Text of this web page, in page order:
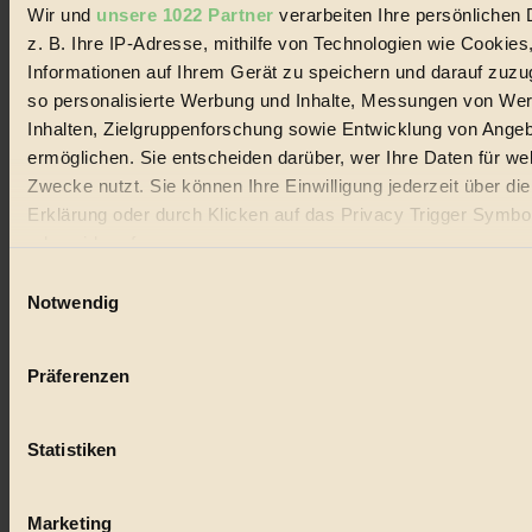
Wir und unsere 1022 Partner verarbeiten Ihre persönlichen
z. B. Ihre IP-Adresse, mithilfe von Technologien wie
Informationen auf Ihrem Gerät zu speichern und darauf
so personalisierte Werbung und Inhalte, Messungen von
Inhalten, Zielgruppenforschung sowie Entwicklung von
ermöglichen. Sie entscheiden darüber, wer Ihre Daten für
Zwecke nutzt. Sie können Ihre Einwilligung jederzeit über
Erklärung oder durch Klicken auf das Privacy Trigger
oder widerrufen
Wenn Sie es erlauben, würden wir auch gerne:
Ihr Gerät durch aktives Scannen nach bestimmten
Erfahren Sie mehr darüber, wie Ihre persönlichen Daten
Notwendig
Präferenzen
Statistiken
Marketing
© 2026 Biorama GmbH
Impressum & Disclaimer
Mediadaten
Biorama steht für einen nachhaltigen Lebensstil und bewussten
Lebenswandel. Es ist eine moderne Plattform für Ideen, Menschen
und Produkte, ein Leitfaden im schnell wachsenden Markt des
Social Media
Folge uns auf Instagram
Themen
Bio